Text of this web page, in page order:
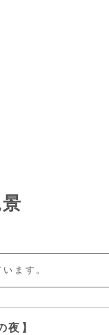
ます。
夜】